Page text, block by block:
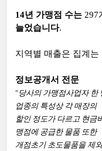
14년 가맹점 수는 297
늘었습니다.
지역별 매출은 집계
정보공개서 전문
"당사의 가맹점사업자 한
업종의 특성상 각 매장의
할인 정도가 다르고 현금
맹점에 공급한 물품 또한
개점초기 초도물품을 제